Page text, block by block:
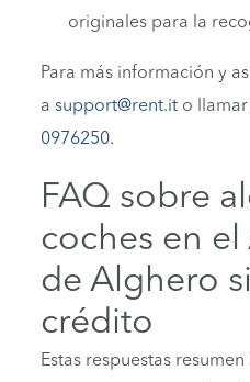
originales para la
Para más información y
asupport@rent.it o
0976250.
FAQ sobre
coches en
de Alghero
crédito
Estas respuestas